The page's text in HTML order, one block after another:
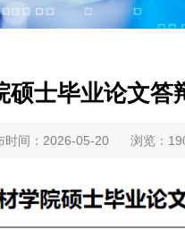
士毕业论文答
间：2026-05-20 浏览：